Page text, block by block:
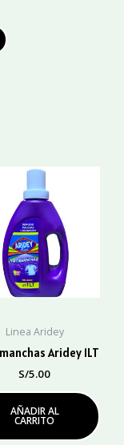
Linea Aridey
Aridey 1LT
S/5.00
AÑADIR AL
CARRITO